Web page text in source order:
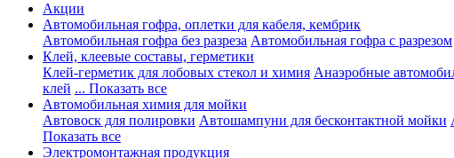
Акции
Автомобильная гофра, оплетки для кабеля, кембрик
Автомобильная гофра без разреза Автомобильная гофра с разрезом
Клей, клеевые составы, герметики
Клей-герметик для лобовых стекол и химия Анаэробные
клей ... Показать все
Автомобильная химия для мойки
Автовоск для полировки Автошампуни для бесконтактной мойки
Показать все
Электромонтажная продукция